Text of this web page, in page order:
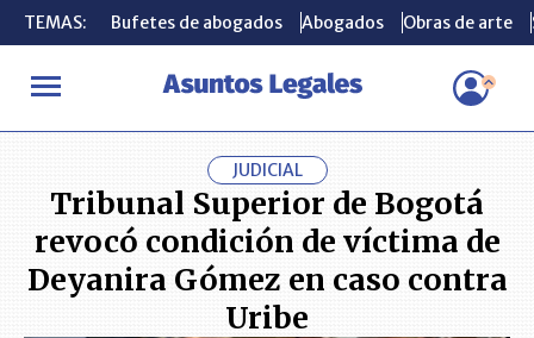
TEMAS: Bufetes de abogados Abogados Obras de arte
INICIO ACTUALIDAD Tribunal Superior de Bogotá revocó
TEMAS: Bufetes de abogados Abogados Obras de arte
JUDICIAL
Tribunal Superior de Bogotá
revocó condición de víctima de
Deyanira Gómez en caso contra
Uribe